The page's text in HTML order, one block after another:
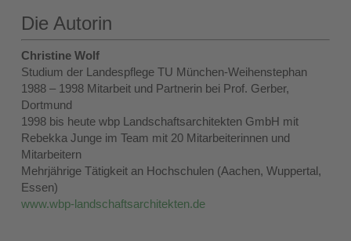
Die Autorin
Christine Wolf
Studium der Landespflege TU München-Weihenstephan
1988 – 1998 Mitarbeit und Partnerin bei Prof. Gerber,
Dortmund
1998 bis heute wbp Landschaftsarchitekten GmbH mit
Rebekka Junge im Team mit 20 Mitarbeiterinnen und
Mitarbeitern
Mehrjährige Tätigkeit an Hochschulen (Aachen, Wuppertal,
Essen)
www.wbp-landschaftsarchitekten.de